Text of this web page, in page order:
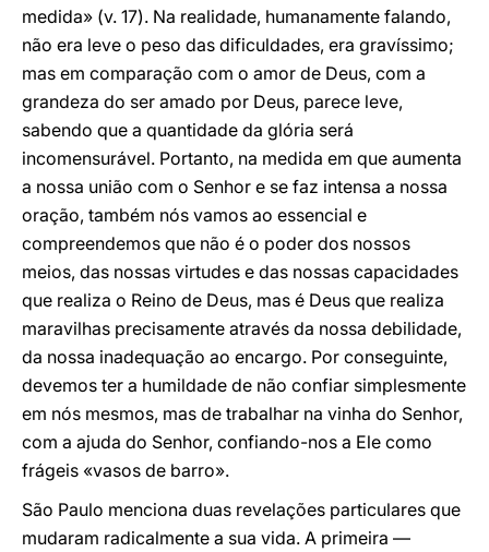
medida» (v. 17). Na realidade, humanamente falando,
não era leve o peso das dificuldades, era gravíssimo;
mas em comparação com o amor de Deus, com a
grandeza do ser amado por Deus, parece leve,
sabendo que a quantidade da glória será
incomensurável. Portanto, na medida em que aumenta
a nossa união com o Senhor e se faz intensa a nossa
oração, também nós vamos ao essencial e
compreendemos que não é o poder dos nossos
meios, das nossas virtudes e das nossas capacidades
que realiza o Reino de Deus, mas é Deus que realiza
maravilhas precisamente através da nossa debilidade,
da nossa inadequação ao encargo. Por conseguinte,
devemos ter a humildade de não confiar simplesmente
em nós mesmos, mas de trabalhar na vinha do Senhor,
com a ajuda do Senhor, confiando-nos a Ele como
frágeis «vasos de barro».
São Paulo menciona duas revelações particulares que
mudaram radicalmente a sua vida. A primeira —